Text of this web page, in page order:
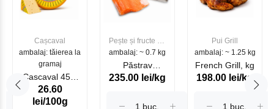
Cașcaval
ambalaj: tăierea la
gramaj
Cascaval 45%
Maasdam
Sublime Cow
26.60
lei/100g
Pește și fructe de
mare
ambalaj: ~ 0.7 kg
Păstrav
Somonat
235.00 lei/kg
Pui Grill
ambalaj: ~ 1.25 kg
French Grill, kg
198.00 lei/kg